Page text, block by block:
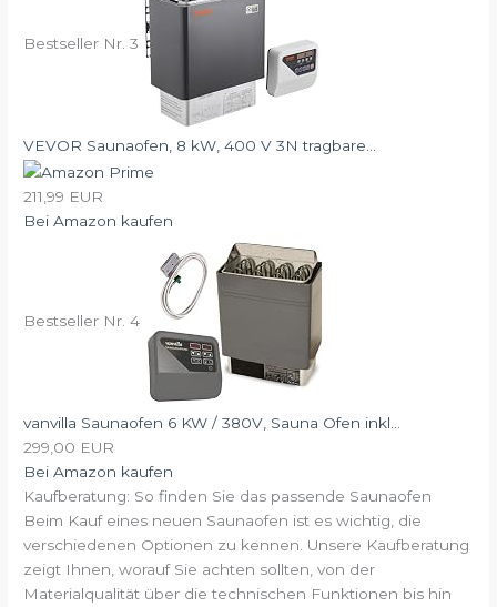
Bestseller Nr. 3
VEVOR Saunaofen, 8 kW, 400 V 3N tragbare...
211,99 EUR
Bei Amazon kaufen
Bestseller Nr. 4
vanvilla Saunaofen 6 KW / 380V, Sauna Ofen inkl...
299,00 EUR
Bei Amazon kaufen
Kaufberatung: So finden Sie das passende Saunaofen
Beim Kauf eines neuen Saunaofen ist es wichtig, die
verschiedenen Optionen zu kennen. Unsere Kaufberatung
zeigt Ihnen, worauf Sie achten sollten, von der
Materialqualität über die technischen Funktionen bis hin